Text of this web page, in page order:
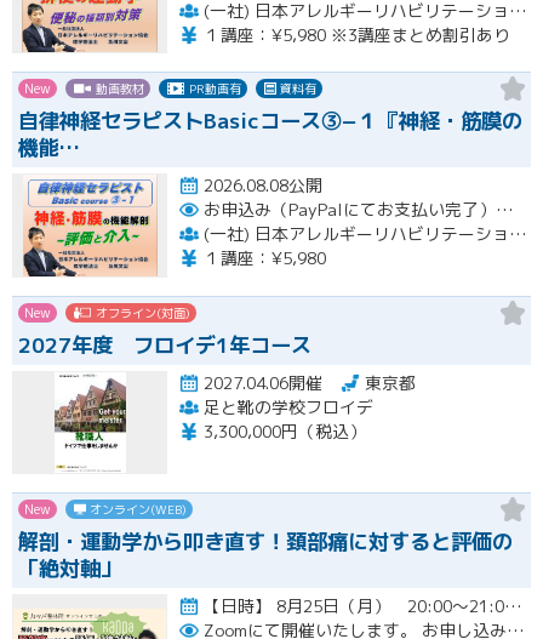
(一社) 日本アレルギーリハビリテーション協会
１講座：¥5,980 ※3講座まとめ割引あり
New 動画教材 PR動画有 資料有
自律神経セラピストBasicコース③−１『神経・筋膜の
機能…
2026.08.08公開
お申込み（PayPalにてお支払い完了）後にメール or LINEオープンチャットより、アーカイブ視聴の際に必要なリンクをお送りいたします。
(一社) 日本アレルギーリハビリテーション協会
１講座：¥5,980
New オフライン(対面)
2027年度 フロイデ1年コース
2027.04.06開催
東京都
足と靴の学校フロイデ
3,300,000円（税込）
New オンライン(WEB)
解剖・運動学から叩き直す！頚部痛に対すると評価の
「絶対軸」
【日時】 8月25日（月） 20:00〜21:00 （質疑応答込み）開催
Zoomにて開催いたします。
お申し込み者様には開催当日にZoomのリンクをお送りいたします。